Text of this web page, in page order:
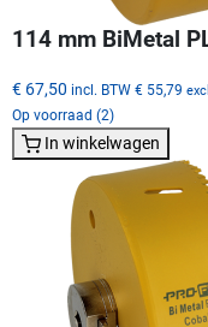
114 mm BiMetal
€ 67,50 incl. BTW € 55,79
Op voorraad (2)
In winkelwagen